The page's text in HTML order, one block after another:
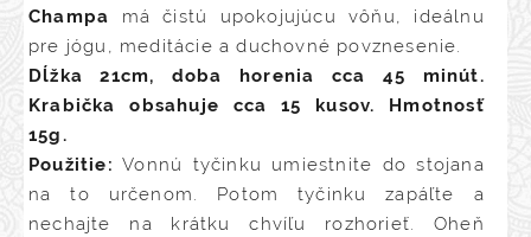
Champa má čistú upokojujúcu vôňu, ideálnu
pre jógu, meditácie a duchovné povznesenie.
Dĺžka 21cm, doba horenia cca 45 minút.
Krabička obsahuje cca 15 kusov. Hmotnosť
15g.
Použitie: Vonnú tyčinku umiestnite do stojana
na to určenom. Potom tyčinku zapáľte a
nechajte na krátku chvíľu rozhorieť. Oheň